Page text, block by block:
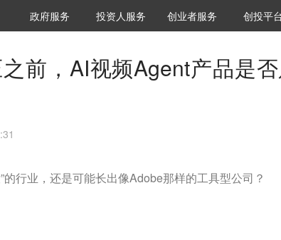
城市之窗
政府服务 VClub投资机构库
投资机构职位推介
投资人服务 创投氪堂
创业者服务 创投平
前，AI视频Agent产品是
的行业，还是可能长出像Adobe那样的工具型公司？